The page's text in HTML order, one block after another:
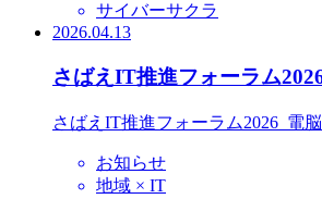
サイバーサクラ
2026.04.13
さばえIT推進フォーラム
さばえIT推進フォーラム2026_電
お知らせ
地域 × IT